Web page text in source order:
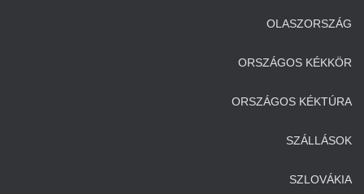
OLASZORSZÁG
ORSZÁGOS KÉKKÖR
ORSZÁGOS KÉKTÚRA
SZÁLLÁSOK
SZLOVÁKIA